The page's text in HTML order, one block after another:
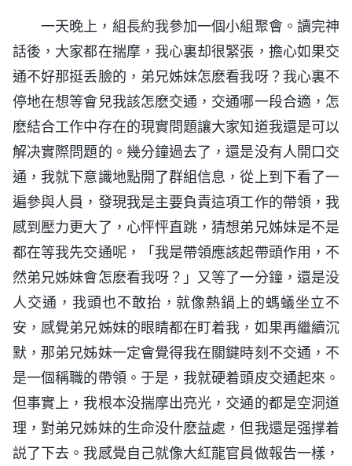
一天晚上，組長約我參加一個小組聚會。讀完神
話後，大家都在揣摩，我心裏却很緊張，擔心如果交
通不好那挺丢臉的，弟兄姊妹怎麽看我呀？我心裏不
停地在想等會兒我該怎麽交通，交通哪一段合適，怎
麽結合工作中存在的現實問題讓大家知道我還是可以
解决實際問題的。幾分鐘過去了，還是没有人開口交
通，我就下意識地點開了群組信息，從上到下看了一
遍參與人員，發現我是主要負責這項工作的帶領，我
感到壓力更大了，心怦怦直跳，猜想弟兄姊妹是不是
都在等我先交通呢，「我是帶領應該起帶頭作用，不
然弟兄姊妹會怎麽看我呀？」又等了一分鐘，還是没
人交通，我頭也不敢抬，就像熱鍋上的螞蟻坐立不
安，感覺弟兄姊妹的眼睛都在盯着我，如果再繼續沉
默，那弟兄姊妹一定會覺得我在關鍵時刻不交通，不
是一個稱職的帶領。于是，我就硬着頭皮交通起來。
但事實上，我根本没揣摩出亮光，交通的都是空洞道
理，對弟兄姊妹的生命没什麽益處，但我還是强撑着
説了下去。我感覺自己就像大紅龍官員做報告一樣，